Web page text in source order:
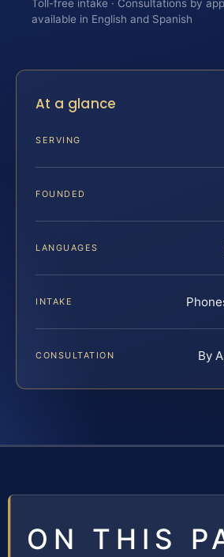
Toll-free intake · Consultations by
available in English and Spanish
At a glance
SERVING
FOUNDED
LANGUAGES
INTAKE
CONSULTATION By
ON THIS